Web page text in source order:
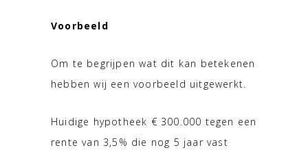
Voorbeeld
Om te begrijpen wat dit kan betekenen
hebben wij een voorbeeld uitgewerkt.
Huidige hypotheek € 300.000 tegen een
rente van 3,5% die nog 5 jaar vast